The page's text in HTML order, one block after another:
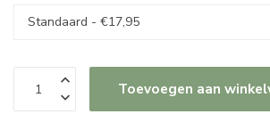
Toevoegen aan